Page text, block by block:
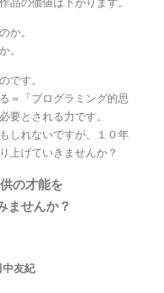
品の価値は下がります。
か。
。
です。
＝「プログラミング的思
要とされる力です。
しれないですが、
１０年
上げていきませんか？
の才能を
せんか？
友紀